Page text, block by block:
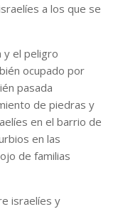
a los que se
y el peligro
ocupado por
pasada
de piedras y
en el barrio de
en las
de familias
israelíes y